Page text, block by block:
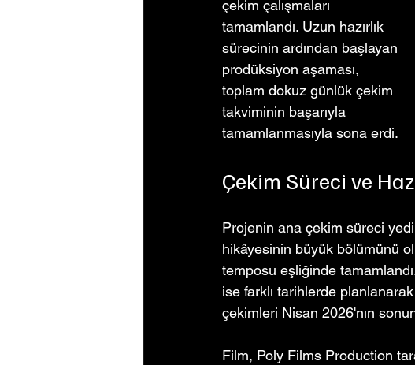
çekim çalışmaları
tamamlandı. Uzun hazırlık
sürecinin ardından başlayan
prodüksiyon aşaması,
toplam dokuz günlük çekim
takviminin başarıyla
tamamlanmasıyla sona erdi.
Çekim Süreci ve
Projenin ana çekim süreci
hikâyesinin büyük bölümünü
temposu eşliğinde
ise farklı tarihlerde
çekimleri Nisan 2026'nın
Film, Poly Films Production